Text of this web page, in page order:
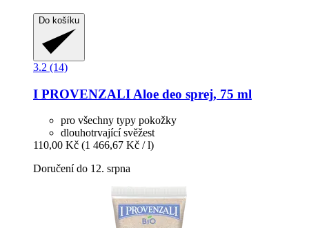
Do košíku
3.2 (14)
I PROVENZALI Aloe deo sprej, 75 ml
pro všechny typy pokožky
dlouhotrvající svěžest
110,00 Kč (1 466,67 Kč / l)
Doručení do 12. srpna